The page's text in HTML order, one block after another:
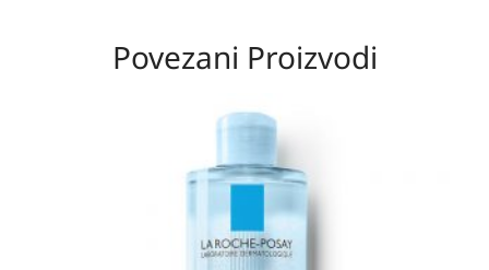
Povezani Proizvodi